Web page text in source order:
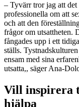
– Tyvärr tror jag att
professionella om att
och att den
frågor om utsattheten.
fångades upp i ett
ställs.
ensam med sina
utsatta,, säger Ana-
Vill inspirera
hjälpa